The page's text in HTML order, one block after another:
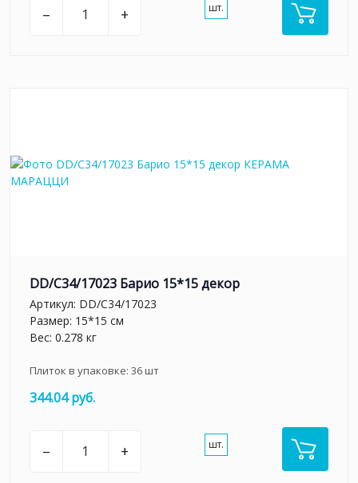
– + шт.
DD/C34/17023 Барио 15*15 декор
Артикул: DD/C34/17023
Размер: 15*15 см
Вес: 0.278 кг
Плиток в упаковке: 36шт
344.04 руб.
– + шт.